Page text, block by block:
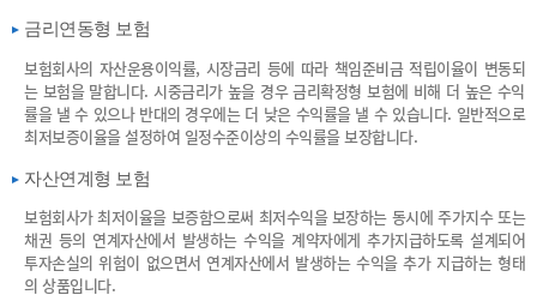
금리연동형 보험
보험회사의 자산운용이익률, 시장금리 등에 따라 책임준비금 적립이율이 변동되
는 보험을 말합니다. 시중금리가 높을 경우 금리확정형 보험에 비해 더 높은 수익
률을 낼 수 있으나 반대의 경우에는 더 낮은 수익률을 낼 수 있습니다. 일반적으로
최저보증이율을 설정하여 일정수준이상의 수익률을 보장합니다.
자산연계형 보험
보험회사가 최저이율을 보증함으로써 최저수익을 보장하는 동시에 주가지수 또는
채권 등의 연계자산에서 발생하는 수익을 계약자에게 추가지급하도록 설계되어
투자손실의 위험이 없으면서 연계자산에서 발생하는 수익을 추가 지급하는 형태
의 상품입니다.